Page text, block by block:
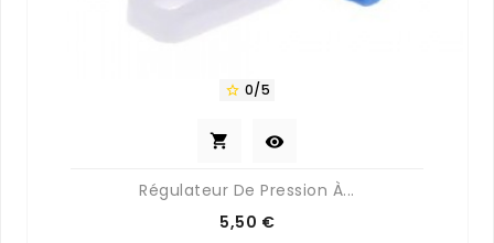
 0/5
 
Régulateur De Pression À...
Prix
5,50 €